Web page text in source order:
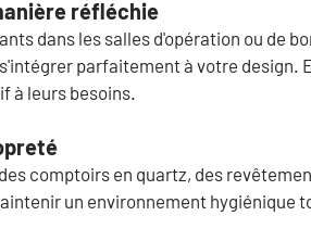
réfléchie
dans les salles d'opération ou de
parfaitement à votre design.
à leurs besoins.
comptoirs en quartz, des
un environnement hygiénique